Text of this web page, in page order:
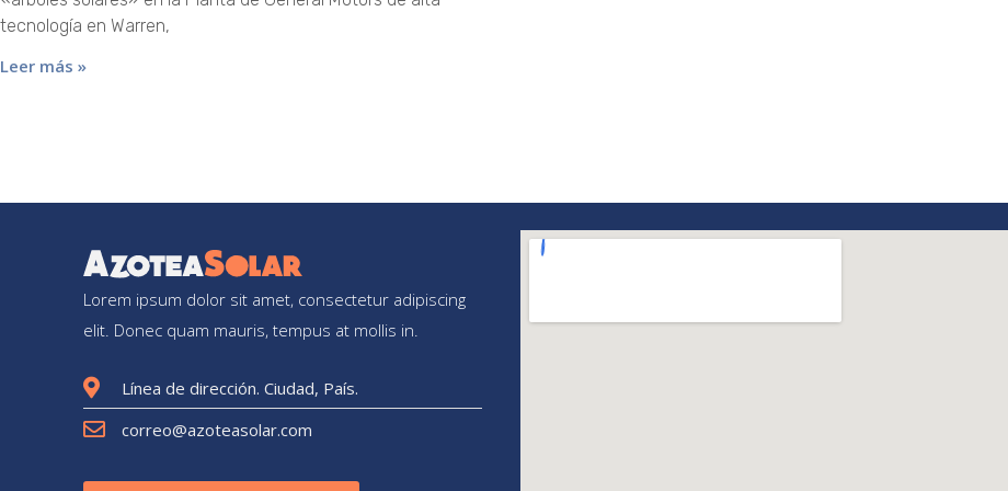
tecnología en Warren,
Leer más »
Lorem ipsum dolor sit amet, consectetur adipiscing
elit. Donec quam mauris, tempus at mollis in.
Línea de dirección. Ciudad, País.
correo@azoteasolar.com